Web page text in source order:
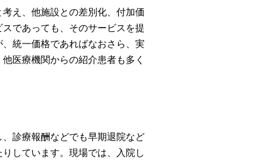
え、他施設との差別化、付加価
であっても、そのサービスを提
統一価格であればなおさら、実
医療機関からの紹介患者も多く
診療報酬などでも早期退院など
しています。現場では、入院し